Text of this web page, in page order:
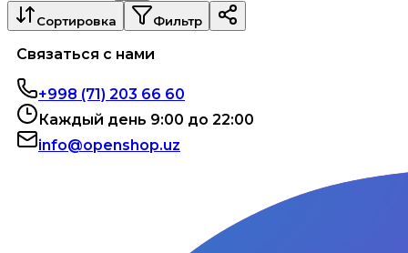
Сортировка Фильтр
Связаться с нами
+998 (71) 203 66 60
Каждый день 9:00 до 22:00
info@openshop.uz